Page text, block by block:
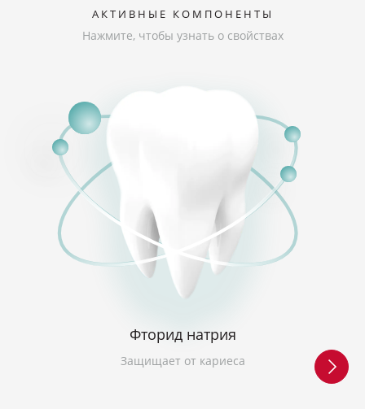
АКТИВНЫЕ КОМПОНЕНТЫ
Нажмите, чтобы узнать о свойствах
Фторид натрия
Защищает от кариеса